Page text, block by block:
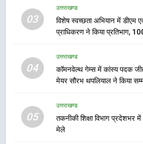
03
उत्तराखण्ड
विशेष स्वच्छता अभियान में डीएम
प्राधिकरण ने किया प्रतिभाग,
04
उत्तराखण्ड
कॉमनवेल्थ गेम्स में कांस्य पदक
मेयर सौरभ थपलियाल ने किया
05
उत्तराखण्ड
तकनीकी शिक्षा विभाग प्रदेशभर
मेले
पहुंचाने की
होंगे देशभक्ति के
उत्तराखण्ड
8
कावड़ मेले को
के लिए खुद मैदान में
1